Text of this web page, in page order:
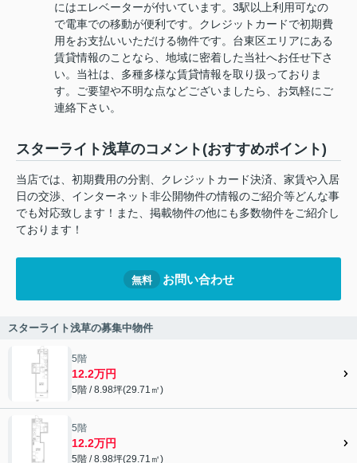
にはエレベーターが付いています。3駅以上利用可なの
で電車での移動が便利です。クレジットカードで初期費
用をお支払いいただける物件です。台東区エリアにある
賃貸情報のことなら、地域に密着した当社へお任せ下さ
い。当社は、多種多様な賃貸情報を取り扱っておりま
す。ご要望や不明な点などございましたら、お気軽にご
連絡下さい。
スターライト浅草のコメント(おすすめポイント)
当店では、初期費用の分割、クレジットカード決済、家賃や入居
日の交渉、インターネット非公開物件の情報のご紹介等どんな事
でも対応致します！また、掲載物件の他にも多数物件をご紹介し
ております！
無料 お問い合わせ
スターライト浅草の募集中物件
5階
12.2万円
5階 / 8.98坪(29.71㎡)
5階
12.2万円
5階 / 8.98坪(29.71㎡)